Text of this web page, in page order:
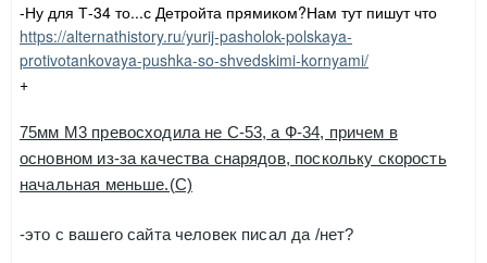
-Ну для Т-34 то...с Детройта прямиком?Нам тут пишут что
https://alternathistory.ru/yurij-pasholok-polskaya-
protivotankovaya-pushka-so-shvedskimi-kornyami/
+
75мм М3 превосходила не С-53, а Ф-34, причем в
основном из-за качества снарядов, поскольку скорость
начальная меньше.(С)
-это с вашего сайта человек писал да /нет?